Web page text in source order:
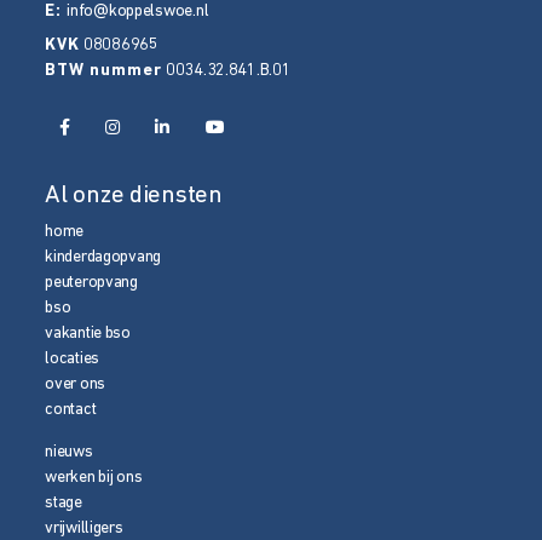
E:info@koppelswoe.nl
KVK 08086965
BTW nummer 0034.32.841.B.01
Al onze diensten
home
kinderdagopvang
peuteropvang
bso
vakantie bso
locaties
over ons
contact
nieuws
werken bij ons
stage
vrijwilligers